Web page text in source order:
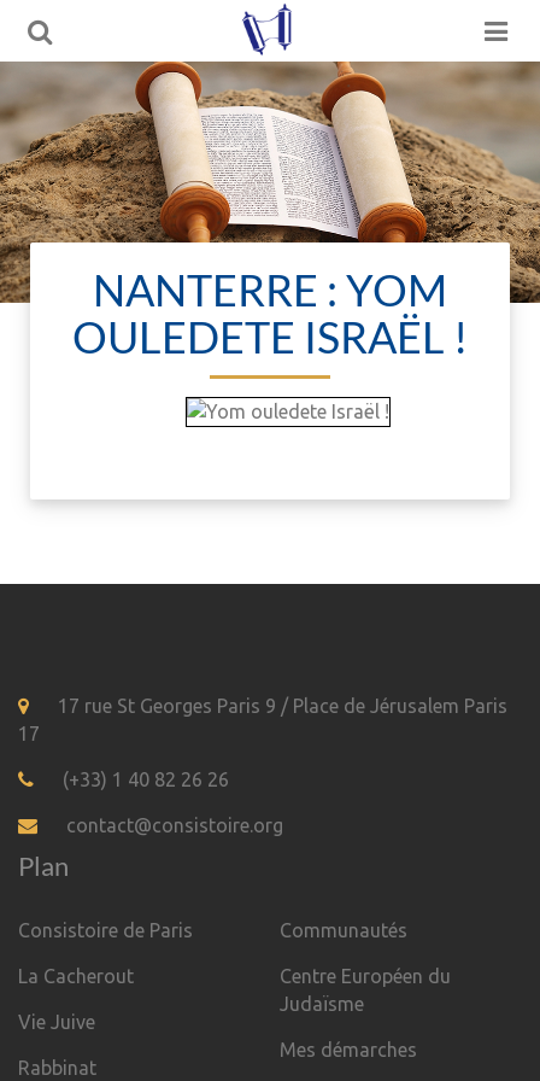
NANTERRE : YOM
OULEDETE ISRAËL !
17 rue St Georges Paris 9 / Place de Jérusalem Paris
17
(+33) 1 40 82 26 26
contact@consistoire.org
Plan
Consistoire de Paris
La Cacherout
Vie Juive
Rabbinat
Communautés
Centre Européen du
Judaïsme
Mes démarches